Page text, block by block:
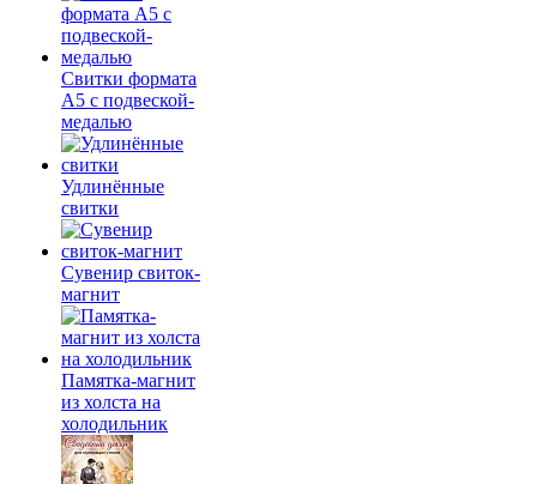
Свитки формата
А5 с подвеской-
медалью
Удлинённые
свитки
Сувенир свиток-
магнит
Памятка-магнит
из холста на
холодильник